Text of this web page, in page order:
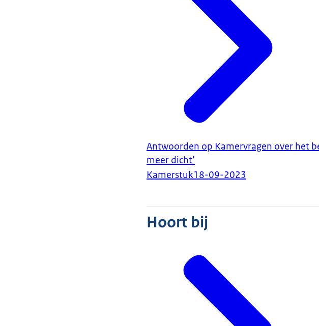
Antwoorden op Kamervragen over het
meer dicht’
Kamerstuk18-09-2023
Hoort bij